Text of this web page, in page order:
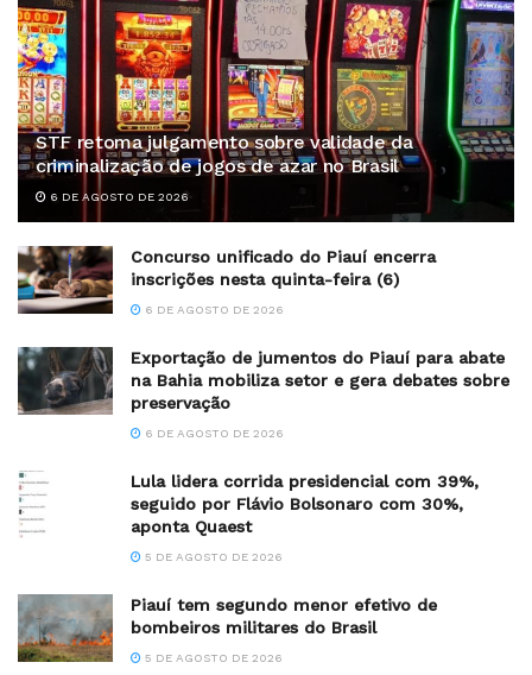
STF retoma julgamento sobre validade da
criminalização de jogos de azar no Brasil
6 DE AGOSTO DE 2026
Concurso unificado do Piauí encerra
inscrições nesta quinta-feira (6)
6 DE AGOSTO DE 2026
Exportação de jumentos do Piauí para abate
na Bahia mobiliza setor e gera debates sobre
preservação
6 DE AGOSTO DE 2026
Lula lidera corrida presidencial com 39%,
seguido por Flávio Bolsonaro com 30%,
aponta Quaest
5 DE AGOSTO DE 2026
Piauí tem segundo menor efetivo de
bombeiros militares do Brasil
5 DE AGOSTO DE 2026